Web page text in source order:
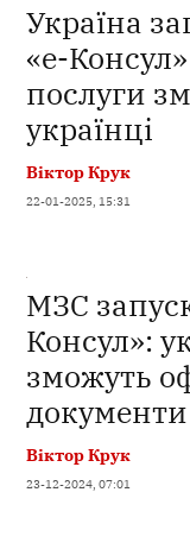
Україна
«е-
послуги
українці
Віктор Крук
22-01-2025, 15:31
МЗС
Консул»:
зможуть
Віктор Крук
23-12-2024, 07:01